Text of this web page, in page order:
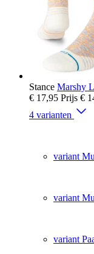
Stance Marshy
€ 17,95 Prijs €
4 varianten
variant
variant
variant